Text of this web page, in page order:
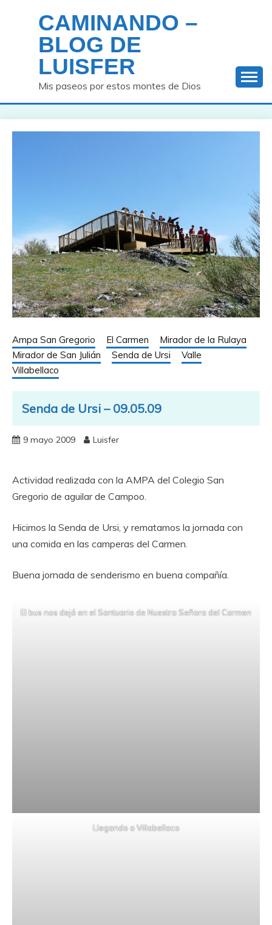
contenido
CAMINANDO –
BLOG DE
LUISFER
Mis paseos por estos montes de Dios
Ampa San Gregorio El Carmen
Mirador de la Rulaya
Mirador de San Julián
Senda de Ursi
Valle
Villabellaco
Senda de Ursi – 09.05.09
9 mayo 2009 Luisfer
Actividad realizada con la AMPA del Colegio San
Gregorio de aguilar de Campoo.
Hicimos la Senda de Ursi, y rematamos la jornada con
una comida en las camperas del Carmen.
Buena jornada de senderismo en buena compañía.
El bus nos dejó en el Santuario de Nuestra Señora del Carmen
Llegando a Villabellaco